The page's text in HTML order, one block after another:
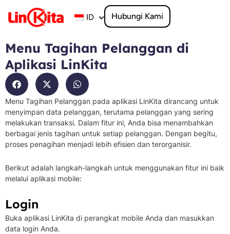
konten
ID Hubungi Kami
Menu Tagihan Pelanggan di
Aplikasi LinKita
Menu Tagihan Pelanggan pada aplikasi LinKita dirancang untuk
menyimpan data pelanggan, terutama pelanggan yang sering
melakukan transaksi. Dalam fitur ini, Anda bisa menambahkan
berbagai jenis tagihan untuk setiap pelanggan. Dengan begitu,
proses penagihan menjadi lebih efisien dan terorganisir.
Berikut adalah langkah-langkah untuk menggunakan fitur ini baik
melalui aplikasi mobile:
Login
Buka aplikasi LinKita di perangkat mobile Anda dan masukkan
data login Anda.